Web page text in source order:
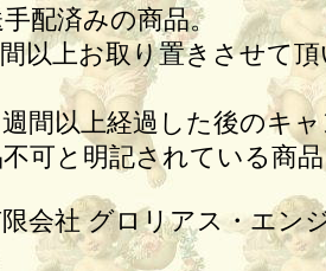
配済みの商品。
以上お取り置きさせて
間以上経過した後のキ
可と明記されている商
会社 グロリアス・エン